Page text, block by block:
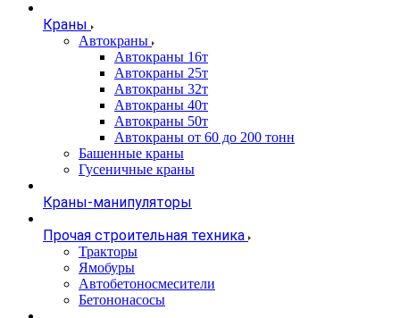
Краны
Автокраны
Автокраны 16т
Автокраны 25т
Автокраны 32т
Автокраны 40т
Автокраны 50т
Автокраны от 60 до 200 тонн
Башенные краны
Гусеничные краны
Краны-манипуляторы
Прочая строительная техника
Тракторы
Ямобуры
Автобетоносмесители
Бетононасосы